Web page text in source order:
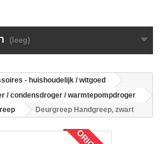
(leeg)
- huishoudelijk / witgoed
/ condensdroger / warmtepompdroger
Deurgreep Handgreep, zwart